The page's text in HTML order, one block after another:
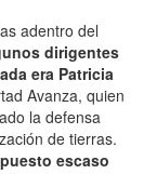
adentro del
dirigentes
era Patricia
Avanza, quien
la defensa
de tierras.
escaso